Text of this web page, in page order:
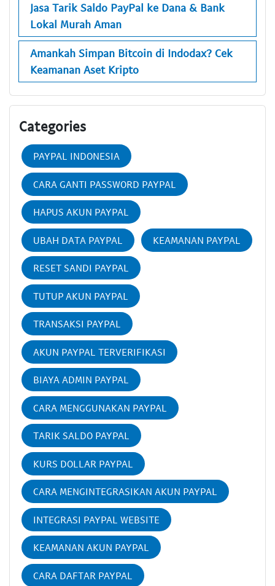
Jasa Tarik Saldo PayPal ke Dana & Bank
Lokal Murah Aman
Amankah Simpan Bitcoin di Indodax? Cek
Keamanan Aset Kripto
Categories
PAYPAL INDONESIA
CARA GANTI PASSWORD PAYPAL
HAPUS AKUN PAYPAL
UBAH DATA PAYPAL KEAMANAN PAYPAL
RESET SANDI PAYPAL
TUTUP AKUN PAYPAL
TRANSAKSI PAYPAL
AKUN PAYPAL TERVERIFIKASI
BIAYA ADMIN PAYPAL
CARA MENGGUNAKAN PAYPAL
TARIK SALDO PAYPAL
KURS DOLLAR PAYPAL
CARA MENGINTEGRASIKAN AKUN PAYPAL
INTEGRASI PAYPAL WEBSITE
KEAMANAN AKUN PAYPAL
CARA DAFTAR PAYPAL